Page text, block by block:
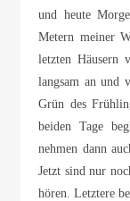
und heute
Metern meiner
letzten Häusern
langsam an und
Grün des
beiden Tage
nehmen dann
Jetzt sind nur
hören. Letztere